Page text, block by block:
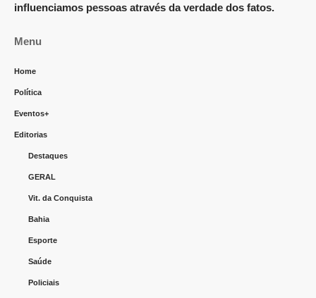
influenciamos pessoas através da verdade dos fatos.
Menu
Home
Política
Eventos+
Editorias
Destaques
GERAL
Vit. da Conquista
Bahia
Esporte
Saúde
Policiais